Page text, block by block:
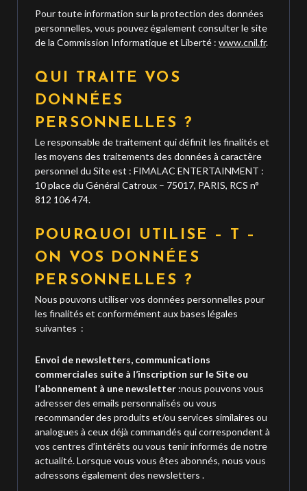
Pour toute information sur la protection des données
personnelles, vous pouvez également consulter le site
de la Commission Informatique et Liberté : www.cnil.fr.
QUI TRAITE VOS
DONNÉES
PERSONNELLES ?
Le responsable de traitement qui définit les finalités et
les moyens des traitements des données à caractère
personnel du Site est : FIMALAC ENTERTAINMENT :
10 place du Général Catroux – 75017, PARIS, RCS n°
812 106 474.
POURQUOI UTILISE – T –
ON VOS DONNÉES
PERSONNELLES ?
Nous pouvons utiliser vos données personnelles pour
les finalités et conformément aux bases légales
suivantes :
Envoi de newsletters, communications
commerciales suite à l’inscription sur le Site ou
l’abonnement à une newsletter :nous pouvons vous
adresser des emails personnalisés ou vous
recommander des produits et/ou services similaires ou
analogues à ceux déjà commandés qui correspondent à
vos centres d’intérêts ou vous tenir informés de notre
actualité. Lorsque vous vous êtes abonnés, nous vous
adressons également des newsletters .